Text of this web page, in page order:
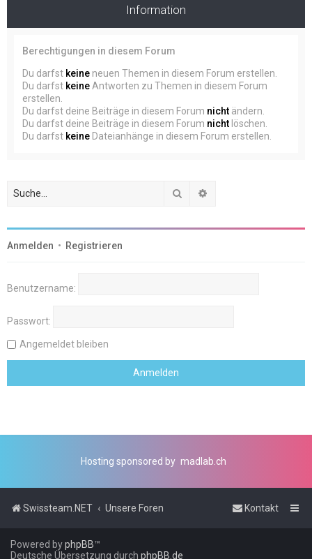
Information
Berechtigungen in diesem Forum
Du darfst keine neuen Themen in diesem Forum erstellen.
Du darfst keine Antworten zu Themen in diesem Forum
erstellen.
Du darfst deine Beiträge in diesem Forum nicht ändern.
Du darfst deine Beiträge in diesem Forum nicht löschen.
Du darfst keine Dateianhänge in diesem Forum erstellen.
Suche
Anmelden • Registrieren
Benutzername:
Passwort:
Angemeldet bleiben
Hosting sponsored by madlab.ch
Swissteam.NET Unsere Foren Kontakt
Powered byphpBB™
Deutsche Übersetzung durch phpBB.de